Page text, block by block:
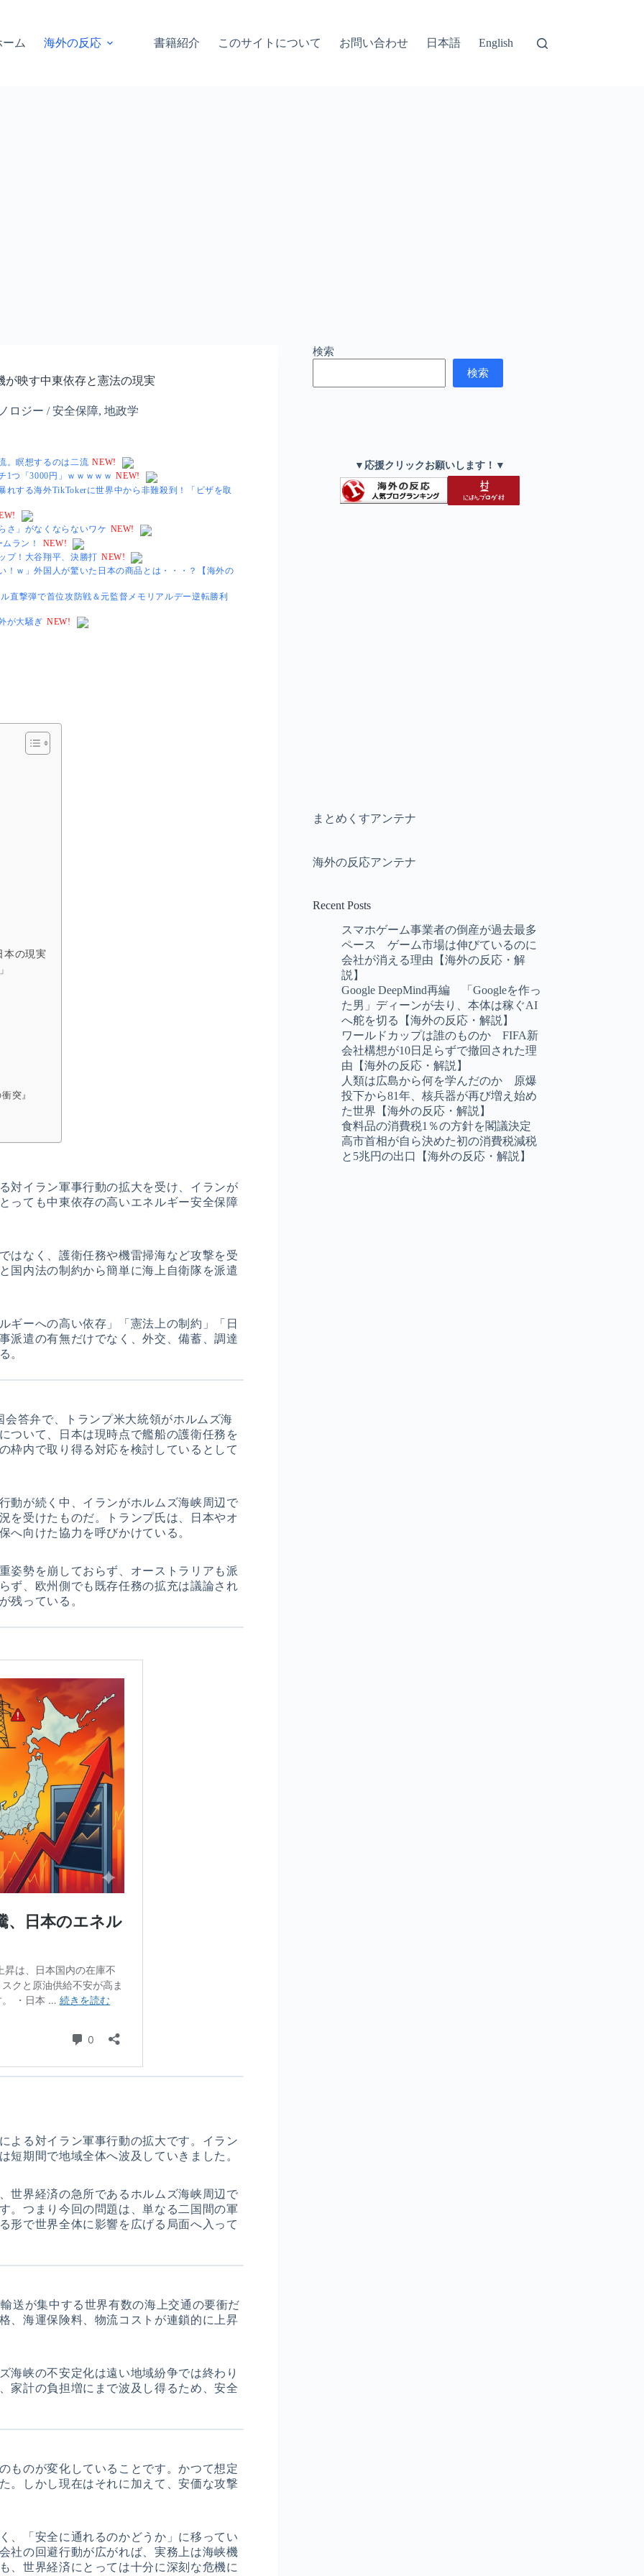
ーム 海外の反応 書籍紹介 このサイトについて お問い合わせ 日本語 English
映す中東依存と憲法の現実
ロジー / 安全保障, 地政学
。瞑想するのは二流 NEW!
1つ「3000円」ｗｗｗｗｗ NEW!
する海外TikTokerに世界中から非難殺到！「ビザを取
さ」がなくならないワケ NEW!
ラン！
NEW!
プ！大谷翔平、決勝打 NEW!
ｗ」外国人が驚いた日本の商品とは・・・？【海外の
直撃弾で首位攻防戦＆元監督メモリアルデー逆転勝利
が大騒ぎ NEW!
本の現実
突』
対イラン軍事行動の拡大を受け、イランが
っても中東依存の高いエネルギー安全保障
はなく、護衛任務や機雷掃海など攻撃を受
国内法の制約から簡単に海上自衛隊を派遣
ギーへの高い依存」「憲法上の制約」「日
派遣の有無だけでなく、外交、備蓄、調達
。
答弁で、トランプ米大統領がホルムズ海
ついて、日本は現時点で艦船の護衛任務を
枠内で取り得る対応を検討しているとして
動が続く中、イランがホルムズ海峡周辺で
を受けたものだ。トランプ氏は、日本やオ
へ向けた協力を呼びかけている。
姿勢を崩しておらず、オーストラリアも派
ず、欧州側でも既存任務の拡充は議論され
残っている。
よる対イラン軍事行動の拡大です。イラン
短期間で地域全体へ波及していきました。
世界経済の急所であるホルムズ海峡周辺で
。つまり今回の問題は、単なる二国間の軍
形で世界全体に影響を広げる局面へ入って
送が集中する世界有数の海上交通の要衝だ
、海運保険料、物流コストが連鎖的に上昇
海峡の不安定化は遠い地域紛争では終わり
家計の負担増にまで波及し得るため、安全
ものが変化していることです。かつて想定
。しかし現在はそれに加えて、安価な攻撃
、「安全に通れるのかどうか」に移ってい
社の回避行動が広がれば、実務上は海峡機
、世界経済にとっては十分に深刻な危機に
検索
検索
▼応援クリックお願いします！▼
まとめくすアンテナ
海外の反応アンテナ
Recent Posts
スマホゲーム事業者の倒産が過去最多
ペース ゲーム市場は伸びているのに
会社が消える理由【海外の反応・解
説】
Google DeepMind再編 「Googleを作っ
た男」ディーンが去り、本体は稼ぐAI
へ舵を切る【海外の反応・解説】
ワールドカップは誰のものか FIFA新
会社構想が10日足らずで撤回された理
由【海外の反応・解説】
人類は広島から何を学んだのか 原爆
投下から81年、核兵器が再び増え始め
た世界【海外の反応・解説】
食料品の消費税1％の方針を閣議決定
高市首相が自ら決めた初の消費税減税
と5兆円の出口【海外の反応・解説】